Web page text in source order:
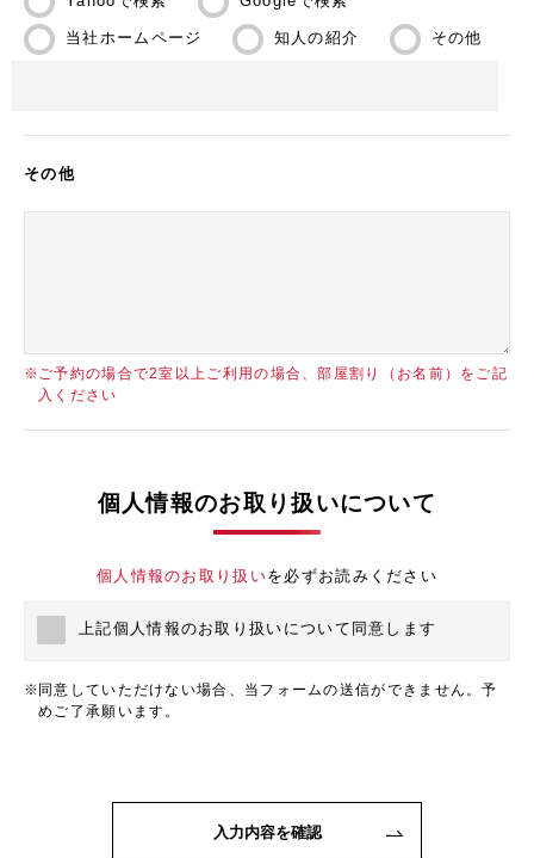
当社ホームページ 知人の紹介 その他
その他
ご予約の場合で2室以上ご利用の場合、部屋割り（お名前）をご記
入ください
個人情報のお取り扱いについて
個人情報のお取り扱いを必ずお読みください
上記個人情報のお取り扱いについて同意します
同意していただけない場合、当フォームの送信ができません。予
めご了承願います。